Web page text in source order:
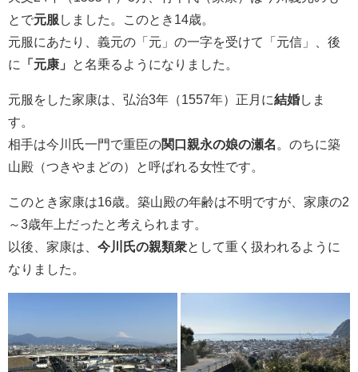
とで元服 しました。このとき14歳。
元服にあたり、義元の「元」の一字を受けて「元信」、後
に
「元康」 と名乗るようになりました。
元服をした家康は、弘治3年（1557年）正月に結婚しま
す。
相手は今川氏一門で重臣の関口親永の娘の瀬名 。のちに築
山殿（つきやまどの）と呼ばれる女性です。
このとき家康は16歳。築山殿の年齢は不明ですが、家康の2
～3歳年上だったと考えられます。
以後、家康は、 今川氏の親類衆として重く扱われるように
なりました。